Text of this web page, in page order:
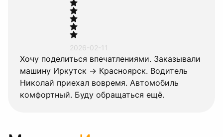
2026-02-11
Хочу поделиться впечатлениями. Заказывали
машину Иркутск → Красноярск. Водитель
Николай приехал вовремя. Автомобиль
комфортный. Буду обращаться ещё.